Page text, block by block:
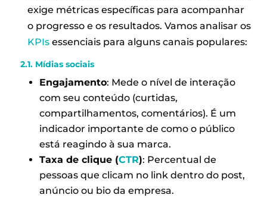
exige métricas específicas para acompanhar
o progresso e os resultados. Vamos analisar os
KPIs essenciais para alguns canais populares:
2.1. Mídias sociais
Engajamento: Mede o nível de interação
com seu conteúdo (curtidas,
compartilhamentos, comentários). É um
indicador importante de como o público
está reagindo à sua marca.
Taxa de clique (CTR): Percentual de
pessoas que clicam no link dentro do post,
anúncio ou bio da empresa.